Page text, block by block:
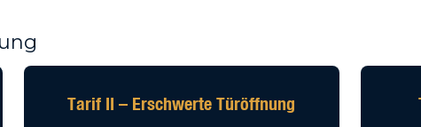
Tarif II – Erschwerte Türöffnung